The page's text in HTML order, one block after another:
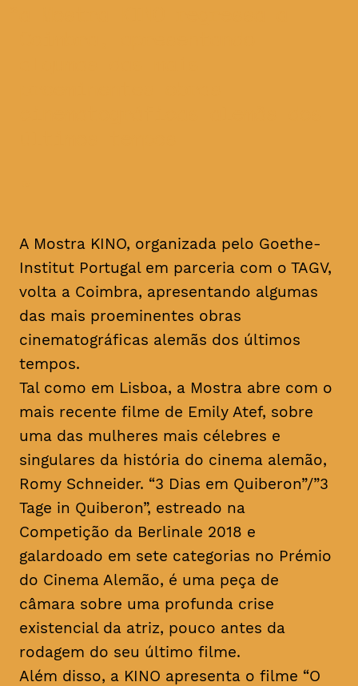
A Mostra KINO, organizada pelo Goethe-
Institut Portugal em parceria com o TAGV,
volta a Coimbra, apresentando algumas
das mais proeminentes obras
cinematográficas alemãs dos últimos
tempos.
Tal como em Lisboa, a Mostra abre com o
mais recente filme de Emily Atef, sobre
uma das mulheres mais célebres e
singulares da história do cinema alemão,
Romy Schneider. “3 Dias em Quiberon”/”3
Tage in Quiberon”, estreado na
Competição da Berlinale 2018 e
galardoado em sete categorias no Prémio
do Cinema Alemão, é uma peça de
câmara sobre uma profunda crise
existencial da atriz, pouco antes da
rodagem do seu último filme.
Além disso, a KINO apresenta o filme “O